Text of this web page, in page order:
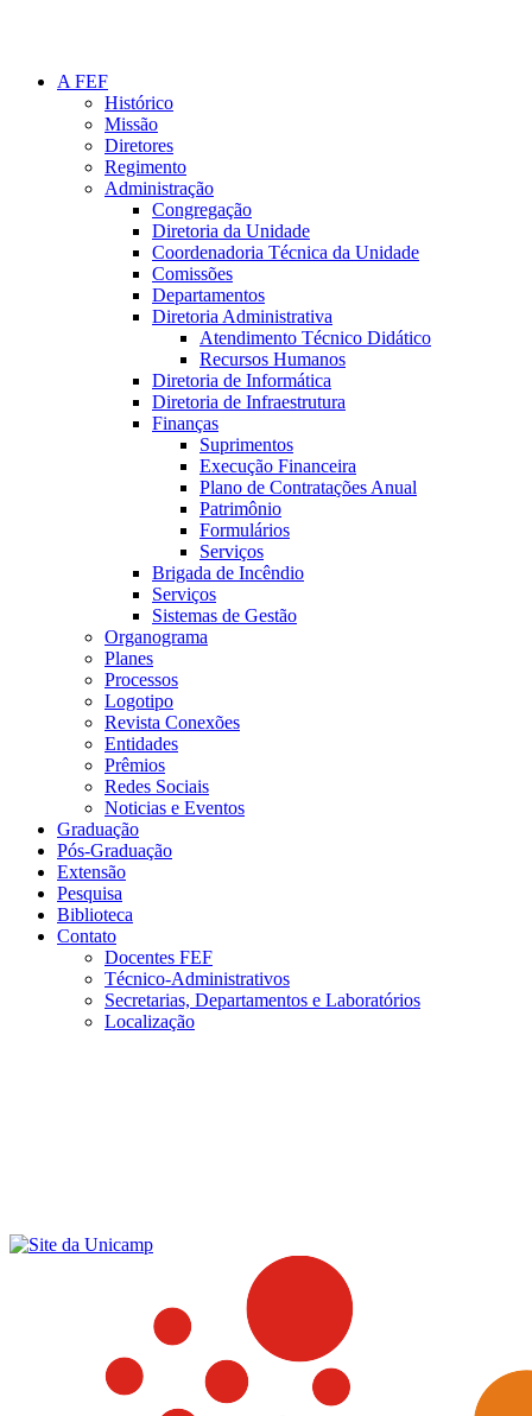
A FEF
Histórico
Missão
Diretores
Regimento
Administração
Congregação
Diretoria da Unidade
Coordenadoria Técnica da Unidade
Comissões
Departamentos
Diretoria Administrativa
Atendimento Técnico Didático
Recursos Humanos
Diretoria de Informática
Diretoria de Infraestrutura
Finanças
Suprimentos
Execução Financeira
Plano de Contratações Anual
Patrimônio
Formulários
Serviços
Brigada de Incêndio
Serviços
Sistemas de Gestão
Organograma
Planes
Processos
Logotipo
Revista Conexões
Entidades
Prêmios
Redes Sociais
Noticias e Eventos
Graduação
Pós-Graduação
Extensão
Pesquisa
Biblioteca
Contato
Docentes FEF
Técnico-Administrativos
Secretarias, Departamentos e Laboratórios
Localização